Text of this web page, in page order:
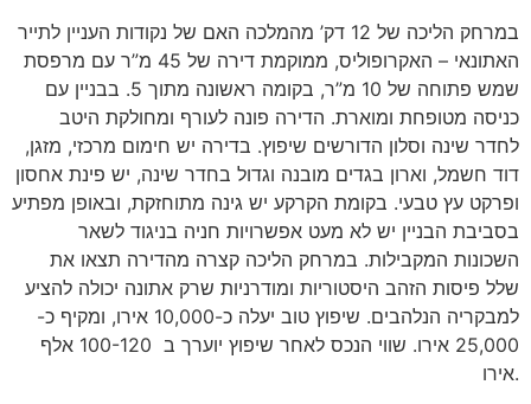
במרחק הליכה של 12 דק’ מהמלכה האם של נקודות העניין לתייר
האתונאי – האקרופוליס, ממוקמת דירה של 45 מ”ר עם מרפסת
שמש פתוחה של 10 מ”ר, בקומה ראשונה מתוך 5. בבניין עם
כניסה מטופחת ומוארת. הדירה פונה לעורף ומחולקת היטב
לחדר שינה וסלון הדורשים שיפוץ. בדירה יש חימום מרכזי, מזגן,
דוד חשמל, וארון בגדים מובנה וגדול בחדר שינה, יש פינת אחסון
ופרקט עץ טבעי. בקומת הקרקע יש גינה מתוחזקת, ובאופן מפתיע
בסביבת הבניין יש לא מעט אפשרויות חניה בניגוד לשאר
השכונות המקבילות. במרחק הליכה קצרה מהדירה תצאו את
שלל פיסות הזהב היסטוריות ומודרניות שרק אתונה יכולה להציע
למבקריה הנלהבים. שיפוץ טוב יעלה כ-10,000 אירו,
ומקיף כ-
25,000 אירו. שווי הנכס לאחר שיפוץ יוערך ב 100-120 אלף
אירו.